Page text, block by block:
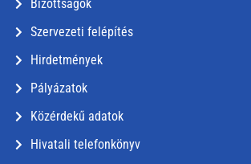
Bizottságok
Szervezeti felépítés
Hirdetmények
Pályázatok
Közérdekű adatok
Hivatali telefonkönyv